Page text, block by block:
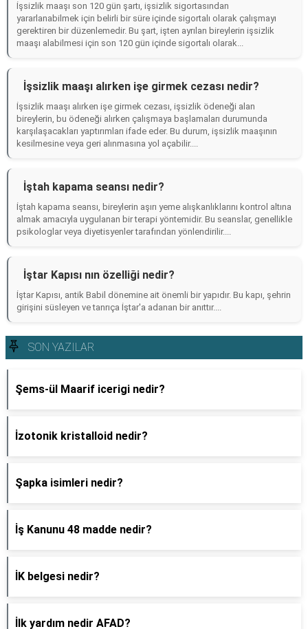
İşsizlik maaşı son 120 gün şartı, işsizlik sigortasından
yararlanabilmek için belirli bir süre içinde sigortalı olarak çalışmayı
gerektiren bir düzenlemedir. Bu şart, işten ayrılan bireylerin işsizlik
maaşı alabilmesi için son 120 gün içinde sigortalı olarak...
İşsizlik maaşı alırken işe girmek cezası nedir?
İşsizlik maaşı alırken işe girmek cezası, işsizlik ödeneği alan
bireylerin, bu ödeneği alırken çalışmaya başlamaları durumunda
karşılaşacakları yaptırımları ifade eder. Bu durum, işsizlik maaşının
kesilmesine veya geri alınmasına yol açabilir....
İştah kapama seansı nedir?
İştah kapama seansı, bireylerin aşırı yeme alışkanlıklarını kontrol altına
almak amacıyla uygulanan bir terapi yöntemidir. Bu seanslar, genellikle
psikologlar veya diyetisyenler tarafından yönlendirilir....
İştar Kapısı nın özelliği nedir?
İştar Kapısı, antik Babil dönemine ait önemli bir yapıdır. Bu kapı, şehrin
girişini süsleyen ve tanrıça İştar'a adanan bir anıttır....
SON YAZILAR
Şems-ül Maarif icerigi nedir?
İzotonik kristalloid nedir?
Şapka isimleri nedir?
İş Kanunu 48 madde nedir?
İK belgesi nedir?
İlk yardım nedir AFAD?